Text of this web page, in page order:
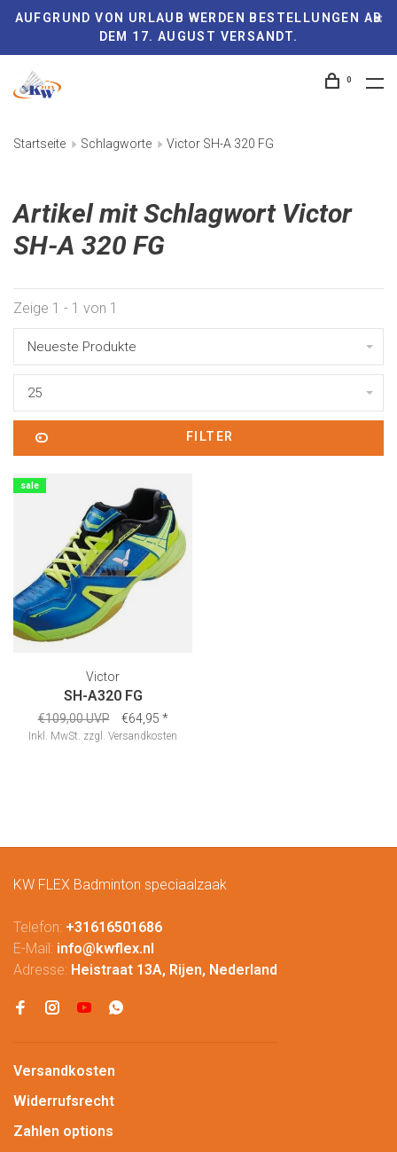
AUFGRUND VON URLAUB WERDEN BESTELLUNGEN AB
DEM 17. AUGUST VERSANDT.
0
Startseite Schlagworte Victor SH-A 320 FG
Artikel mit Schlagwort Victor
SH-A 320 FG
Zeige 1 - 1 von 1
Neueste Produkte
25
FILTER
sale
Victor
SH-A320 FG
€109,00 UVP €64,95 *
Inkl. MwSt. zzgl. Versandkosten
KW FLEX Badminton speciaalzaak
Telefon: +31616501686
E-Mail: info@kwflex.nl
Adresse: Heistraat 13A, Rijen, Nederland
Versandkosten
Widerrufsrecht
Zahlen options